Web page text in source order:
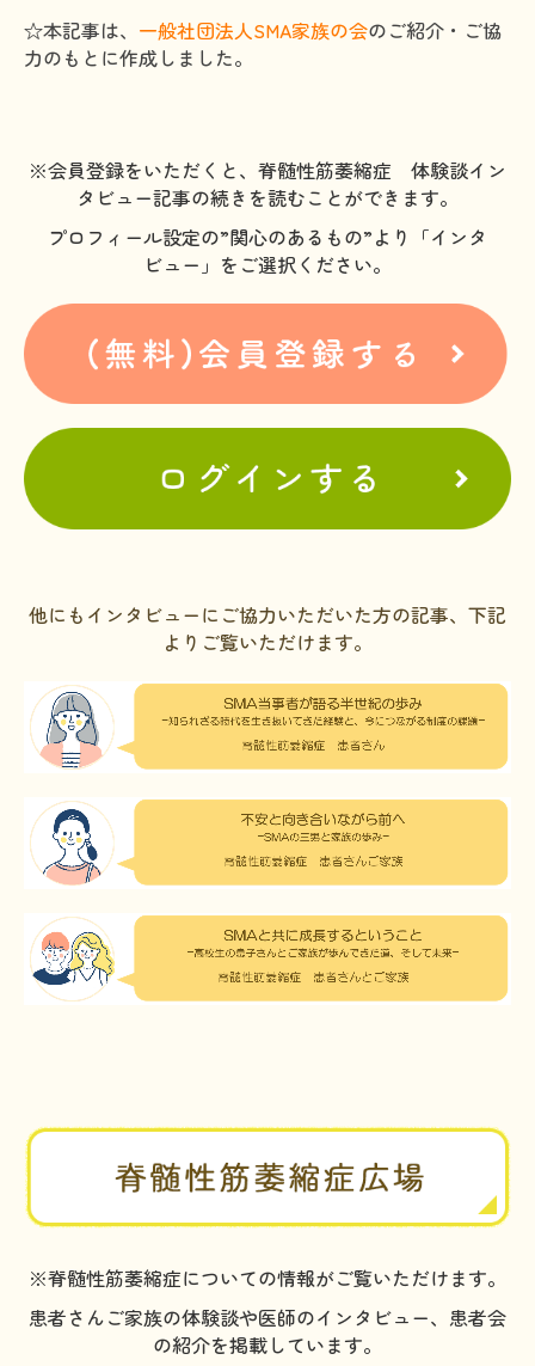
☆本記事は、 一般社団法人SMA家族の会のご紹介・ご協
力のもとに作成しました。
※会員登録をいただくと、脊髄性筋萎縮症 体験談イン
タビュー記事の続きを読むことができます。
プロフィール設定の”関心のあるもの”より「インタ
ビュー」をご選択ください。
他にもインタビューにご協力いただいた方の記事、下記
よりご覧いただけます。
※脊髄性筋萎縮症についての情報がご覧いただけます。
患者さんご家族の体験談や医師のインタビュー、患者会
の紹介を掲載しています。